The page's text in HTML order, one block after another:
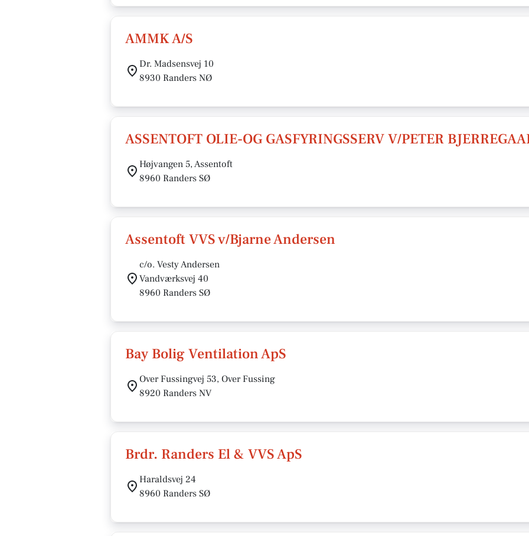
AMMK A/S
Dr. Madsensvej 10
8930 Randers NØ
ASSENTOFT OLIE-OG GASFYRINGSSERV V/PETER
Højvangen 5, Assentoft
8960 Randers SØ
Assentoft VVS v/Bjarne Andersen
c/o. Vesty Andersen
Vandværksvej 40
8960 Randers SØ
Bay Bolig Ventilation ApS
Over Fussingvej 53, Over Fussing
8920 Randers NV
Brdr. Randers El & VVS ApS
Haraldsvej 24
8960 Randers SØ